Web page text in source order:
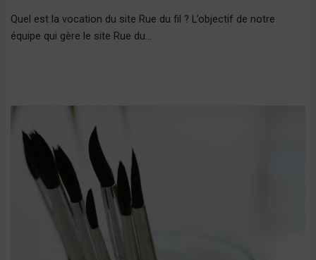
Quel est la vocation du site Rue du fil ? L’objectif de notre
équipe qui gère le site Rue du…